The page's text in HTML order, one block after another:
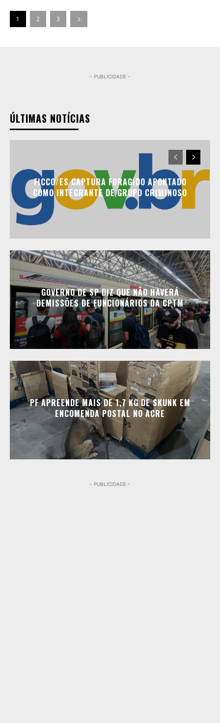
1 2 3
- PUBLICIDADE -
ÚLTIMAS NOTÍCIAS
FICCO/ES CAPTURA FORAGIDO APONTADO
COMO INTEGRANTE DE GRUPO CRIMINOSO
GOVERNO DE SP DIZ QUE NÃO HAVERÁ
DEMISSÕES DE FUNCIONÁRIOS DA CPTM
PF APREENDE MAIS DE 1,7 KG DE SKUNK EM
ENCOMENDA POSTAL NO ACRE
- PUBLICIDADE -